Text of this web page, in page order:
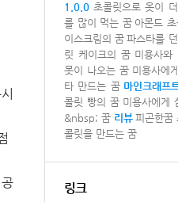
1.0.0 초콜릿으로 옷이
를 많이 먹는 꿈 아몬드
이스크림의 꿈 파스타를
릿 케이크의 꿈 미용사와
못이 나오는 꿈 미용사에
타 만드는 꿈 마인크래프
콜릿 빵의 꿈 미용사에게
&nbsp; 꿈 리뷰 피곤한꿈
콜릿을 만드는 꿈
링크